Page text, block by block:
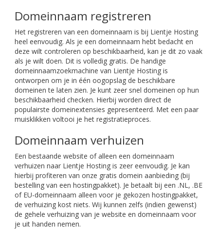
Domeinnaam registreren
Het registreren van een domeinnaam is bij Lientje Hosting
heel eenvoudig. Als je een domeinnaam hebt bedacht en
deze wilt controleren op beschikbaarheid, kan je dit zo vaak
als je wilt doen. Dit is volledig gratis. De handige
domeinnaamzoekmachine van Lientje Hosting is
ontworpen om je in één oogopslag de beschikbare
domeinen te laten zien. Je kunt zeer snel domeinen op hun
beschikbaarheid checken. Hierbij worden direct de
populairste domeinextensies gepresenteerd. Met een paar
muisklikken voltooi je het registratieproces.
Domeinnaam verhuizen
Een bestaande website of alleen een domeinnaam
verhuizen naar Lientje Hosting is zeer eenvoudig. Je kan
hierbij profiteren van onze gratis domein aanbieding (bij
bestelling van een hostingpakket). Je betaalt bij een .NL, .BE
of EU-domeinnaam alleen voor je gekozen hostingpakket,
de verhuizing kost niets. Wij kunnen zelfs (indien gewenst)
de gehele verhuizing van je website en domeinnaam voor
je uit handen nemen.